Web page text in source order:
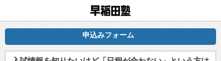
申込みフォーム